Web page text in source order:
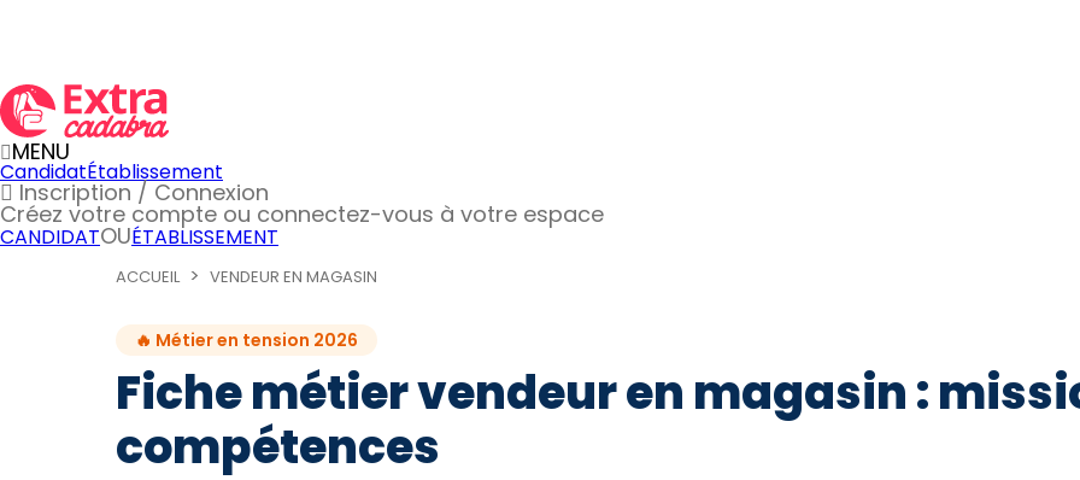
MENU
CandidatÉtablissement
Inscription / Connexion
Créez votre compte ou connectez-vous à votre espace
CANDIDATOUÉTABLISSEMENT
ACCUEIL VENDEUR EN MAGASIN
🔥 Métier en tension 2026
Fiche métier vendeur en magasin :
compétences